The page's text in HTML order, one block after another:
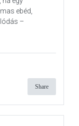
ebéd,
–
Share